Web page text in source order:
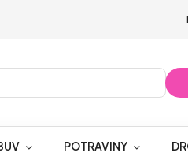
POTRAVINY